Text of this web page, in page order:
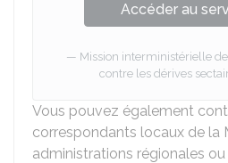
Accéder au
Mission interministérielle
contre les dérives
Vous pouvez également
correspondants locaux de la
administrations régionales